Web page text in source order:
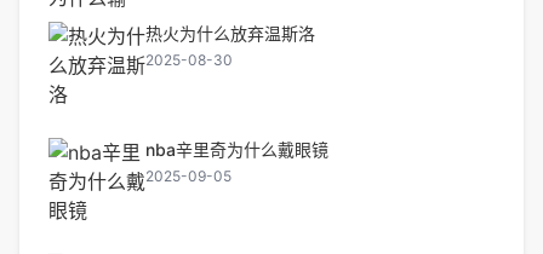
热火为什么放弃温斯洛
2025-08-30
nba辛里奇为什么戴眼镜
2025-09-05